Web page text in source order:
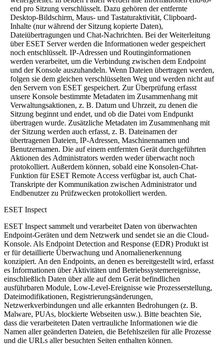
end pro Sitzung verschlüsselt. Dazu gehören der entfernte
Desktop-Bildschirm, Maus- und Tastaturaktivität, Clipboard-
Inhalte (nur während der Sitzung kopierte Daten),
Dateiübertragungen und Chat-Nachrichten. Bei der Weiterleitung
über ESET Server werden die Informationen weder gespeichert
noch entschlüsselt. IP-Adressen und Routinginformationen
werden verarbeitet, um die Verbindung zwischen dem Endpoint
und der Konsole auszuhandeln. Wenn Dateien übertragen werden,
folgen sie dem gleichen verschlüsselten Weg und werden nicht auf
den Servern von ESET gespeichert. Zur Überprüfung erfasst
unsere Konsole bestimmte Metadaten im Zusammenhang mit
Verwaltungsaktionen, z. B. Datum und Uhrzeit, zu denen die
Sitzung beginnt und endet, und ob die Datei vom Endpunkt
übertragen wurde. Zusätzliche Metadaten im Zusammenhang mit
der Sitzung werden auch erfasst, z. B. Dateinamen der
übertragenen Dateien, IP-Adressen, Maschinennamen und
Benutzernamen. Die auf einem entfernten Gerät durchgeführten
Aktionen des Administrators werden weder überwacht noch
protokolliert. Außerdem können, sobald eine Konsolen-Chat-
Funktion für ESET Remote Access verfügbar ist, auch Chat-
Transkripte der Kommunikation zwischen Administrator und
Endbenutzer zu Prüfzwecken protokolliert werden.
ESET Inspect
ESET Inspect sammelt und verarbeitet Daten von überwachten
Endpoint-Geräten und dem Netzwerk und sendet sie an die Cloud-
Konsole. Als Endpoint Detection and Response (EDR) Produkt ist
er für detaillierte Überwachung und Anomalienerkennung
konzipiert. An den Endpoints, an denen es bereitgestellt wird, erfasst
es Informationen über Aktivitäten und Betriebssystemereignisse,
einschließlich Daten über alle auf dem Gerät befindlichen
ausführbaren Module, Low-Level-Ereignisse wie Prozesserstellung,
Dateimodifikationen, Registrierungsänderungen,
Netzwerkverbindungen und alle erkannten Bedrohungen (z. B.
Malware, PUAs, blockierte Webseiten usw.). Bitte beachten Sie,
dass die verarbeiteten Daten vertrauliche Informationen wie die
Namen aller geänderten Dateien, die Befehlszeilen für alle Prozesse
und die URLs aller besuchten Seiten enthalten können.